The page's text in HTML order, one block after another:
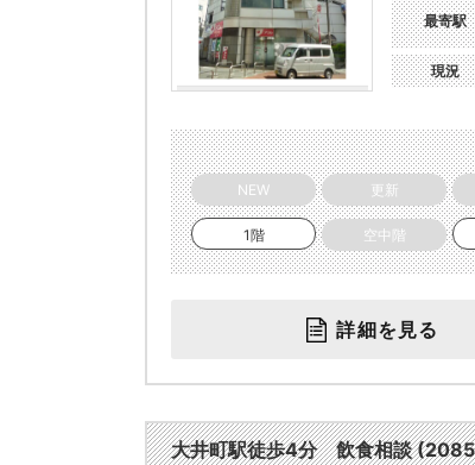
最寄駅
現況
NEW 更新
1階 空中階
詳細を見る
大井町駅徒歩4分 飲食相談